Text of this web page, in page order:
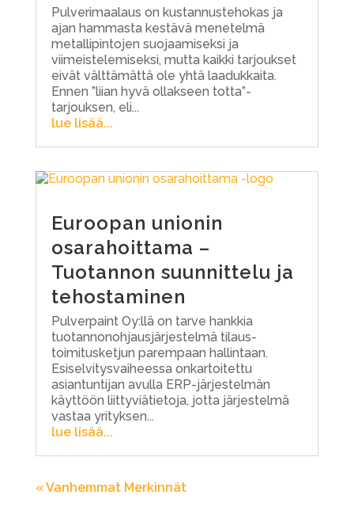
Pulverimaalaus on kustannustehokas ja
ajan hammasta kestävä menetelmä
metallipintojen suojaamiseksi ja
viimeistelemiseksi, mutta kaikki tarjoukset
eivät välttämättä ole yhtä laadukkaita.
Ennen ”liian hyvä ollakseen totta”-
tarjouksen, eli...
lue lisää...
Euroopan unionin
osarahoittama –
Tuotannon suunnittelu ja
tehostaminen
Pulverpaint Oy:llä on tarve hankkia
tuotannonohjausjärjestelmä tilaus-
toimitusketjun parempaan hallintaan.
Esiselvitysvaiheessa onkartoitettu
asiantuntijan avulla ERP-järjestelmän
käyttöön liittyviätietoja, jotta järjestelmä
vastaa yrityksen...
lue lisää...
« Vanhemmat Merkinnät